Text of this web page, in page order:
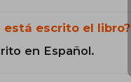
está escrito el libro?
en Español.